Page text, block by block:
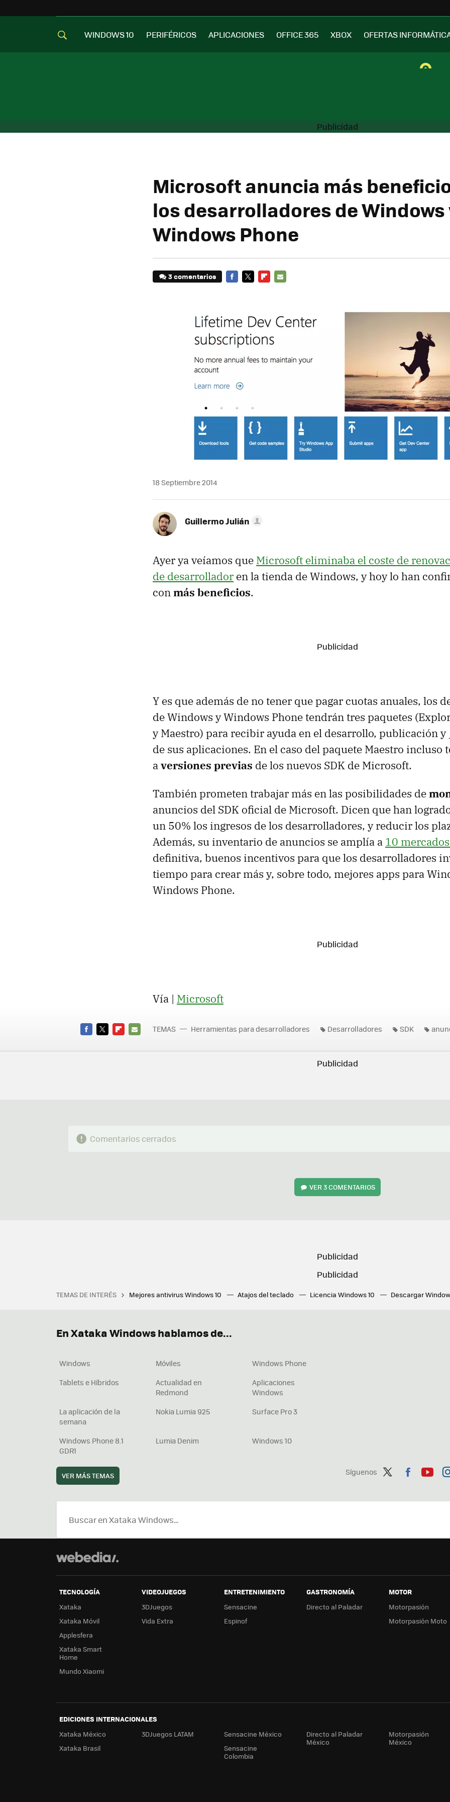
WINDOWS 10 PERIFÉRICOS APLICACIONES OFFICE 365 XBOX OFERTAS
Microsoft anuncia más
los desarrolladores de Windows
Windows Phone
3 comentarios
18 Septiembre 2014
Guillermo Julián
Ayer ya veíamos que Microsoft eliminaba el coste de
de desarrollador en la tienda de Windows, y hoy lo han
conmás beneficios.
Y es que además de no tener que pagar cuotas anuales, los
de Windows y Windows Phone tendrán tres paquetes
y Maestro) para recibir ayuda en el desarrollo, publicación y
de sus aplicaciones. En el caso del paquete Maestro incluso
aversiones previas de los nuevos SDK de Microsoft.
También prometen trabajar más en las posibilidades de
anuncios del SDK oficial de Microsoft. Dicen que han
un 50% los ingresos de los desarrolladores, y reducir los
Además, su inventario de anuncios se amplía a 10
definitiva, buenos incentivos para que los desarrolladores
tiempo para crear más y, sobre todo, mejores apps para
Windows Phone.
Vía | Microsoft
MAIL
TEMAS Herramientas para desarrolladores Desarrolladores SDK
Comentarios cerrados
VER3 COMENTARIOS
TEMAS DE INTERÉS Mejores antivirus Windows 10 Atajos del teclado Licencia Windows 10 Descargar
Síguenos
ter
ebo tub
En Xataka Windows hablamos de...
Windows Móviles
Windows Phone
Tablets e Híbridos
Actualidad en
Redmond
Aplicaciones
Windows
La aplicación de la
semana
Nokia Lumia 925 Surface Pro 3
Windows Phone 8.1
GDR1
Lumia Denim Windows 10
VER MÁS TEMAS
TECNOLOGÍA
Xataka
Xataka Móvil
Applesfera
Xataka Smart
Home
Mundo Xiaomi
VIDEOJUEGOS
3DJuegos
Vida Extra
ENTRETENIMIENTO
Sensacine
Espinof
GASTRONOMÍA
Directo al Paladar
MOTOR
Motorpasión
Motorpasión Moto
EDICIONES INTERNACIONALES
Xataka México
Xataka Brasil
3DJuegos LATAM
Sensacine México
Sensacine
Colombia
Directo al Paladar
México
Motorpasión
México